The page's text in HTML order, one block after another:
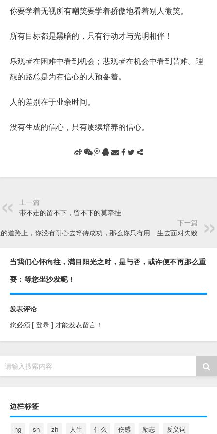
你要学着无视所有嘲笑要学着骄傲地看着别人微笑。
所有目标都是黑暗的，只有行动才与光明相伴！
乐观者在困难中看到机会；悲观者在机会中看到苦难。理
想的路总是为有信心的人预备着。
人的差别在于业余时间。
没有生成的信心，只有赓续培养的信心。
上一篇
带不走的留不下，留不下的莫牵挂
下一篇
道路上，你没有耐心去等待成功，那么你只有用一生去面对失败
当我们心怀向往，满目阳光之时，是与否，或许便不再那么重
要：等您坐沙发呢！
发表评论
您必须 [ 登录 ] 才能发表留言！
请输入搜索内容
边栏标签
ng sh zh 人生 什么 伤感 励志
反义词